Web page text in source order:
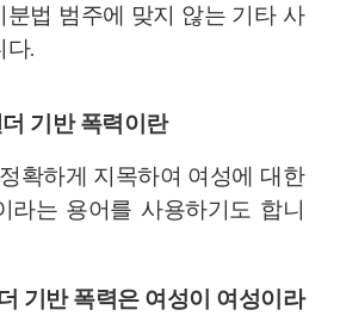
분법 범주에 맞지 않는 기타 사
다.
기반 폭력이란
확하게 지목하여 여성에 대한
라는 용어를 사용하기도 합니
기반 폭력은 여성이 여성이라